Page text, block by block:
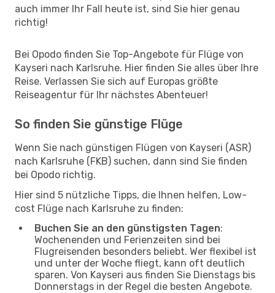
auch immer Ihr Fall heute ist, sind Sie hier genau
richtig!
Bei Opodo finden Sie Top-Angebote für Flüge von
Kayseri nach Karlsruhe. Hier finden Sie alles über Ihre
Reise. Verlassen Sie sich auf Europas größte
Reiseagentur für Ihr nächstes Abenteuer!
So finden Sie günstige Flüge
Wenn Sie nach günstigen Flügen von Kayseri (ASR)
nach Karlsruhe (FKB) suchen, dann sind Sie finden
bei Opodo richtig.
Hier sind 5 nützliche Tipps, die Ihnen helfen, Low-
cost Flüge nach Karlsruhe zu finden:
Buchen Sie an den günstigsten Tagen:
Wochenenden und Ferienzeiten sind bei
Flugreisenden besonders beliebt. Wer flexibel ist
und unter der Woche fliegt, kann oft deutlich
sparen. Von Kayseri aus finden Sie Dienstags bis
Donnerstags in der Regel die besten Angebote.